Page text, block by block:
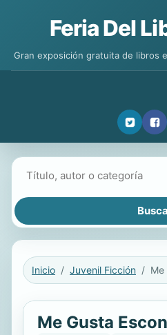
Feria Del
Gran exposición gratuita de libros
Inicio Juvenil Ficción Me
Me Gusta